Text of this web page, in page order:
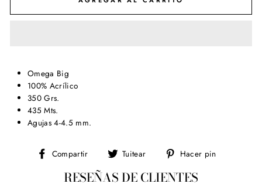
Omega Big
100% Acrílico
350 Grs.
435 Mts.
Agujas 4-4.5 mm.
Compartir
Compartir
Facebook
Tuitear
Tuitear
Twitter
Hacer pin
RESEÑAS DE CLIENTES